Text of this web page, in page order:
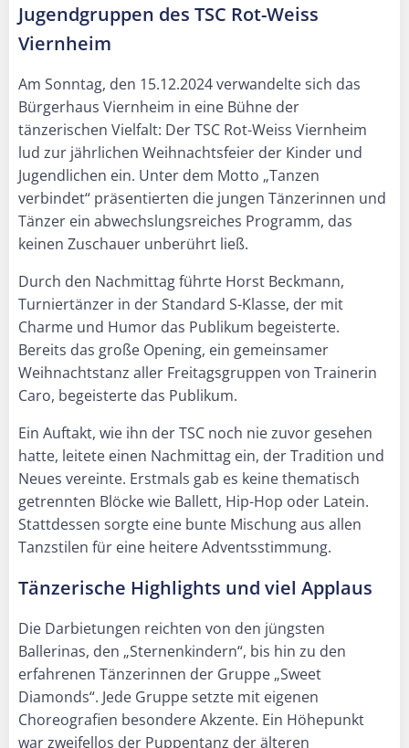
Jugendgruppen des TSC Rot-Weiss
Viernheim
Am Sonntag, den 15.12.2024 verwandelte sich das
Bürgerhaus Viernheim in eine Bühne der
tänzerischen Vielfalt: Der TSC Rot-Weiss Viernheim
lud zur jährlichen Weihnachtsfeier der Kinder und
Jugendlichen ein. Unter dem Motto „Tanzen
verbindet“ präsentierten die jungen Tänzerinnen und
Tänzer ein abwechslungsreiches Programm, das
keinen Zuschauer unberührt ließ.
Durch den Nachmittag führte Horst Beckmann,
Turniertänzer in der Standard S-Klasse, der mit
Charme und Humor das Publikum begeisterte.
Bereits das große Opening, ein gemeinsamer
Weihnachtstanz aller Freitagsgruppen von Trainerin
Caro, begeisterte das Publikum.
Ein Auftakt, wie ihn der TSC noch nie zuvor gesehen
hatte, leitete einen Nachmittag ein, der Tradition und
Neues vereinte. Erstmals gab es keine thematisch
getrennten Blöcke wie Ballett, Hip-Hop oder Latein.
Stattdessen sorgte eine bunte Mischung aus allen
Tanzstilen für eine heitere Adventsstimmung.
Tänzerische Highlights und viel Applaus
Die Darbietungen reichten von den jüngsten
Ballerinas, den „Sternenkindern“, bis hin zu den
erfahrenen Tänzerinnen der Gruppe „Sweet
Diamonds“. Jede Gruppe setzte mit eigenen
Choreografien besondere Akzente. Ein Höhepunkt
war zweifellos der Puppentanz der älteren